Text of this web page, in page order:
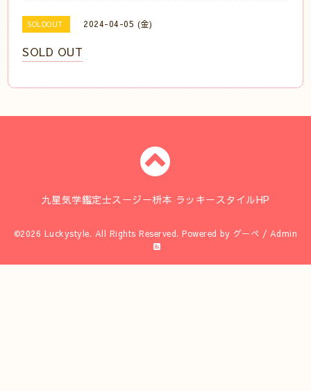
SOLDOUT 2024-04-05 (金)
SOLD OUT
九星気学鑑定士スージー枡本 ラッキースタイルHP
©2026 Luckystyle. All Rights Reserved. Powered by グーペ / Admin